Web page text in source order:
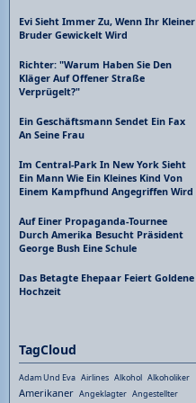
Evi Sieht Immer Zu, Wenn Ihr Kleiner
Bruder Gewickelt Wird
Richter: "Warum Haben Sie Den
Kläger Auf Offener Straße
Verprügelt?"
Ein Geschäftsmann Sendet Ein Fax
An Seine Frau
Im Central-Park In New York Sieht
Ein Mann Wie Ein Kleines Kind Von
Einem Kampfhund Angegriffen Wird
Auf Einer Propaganda-Tournee
Durch Amerika Besucht Präsident
George Bush Eine Schule
Das Betagte Ehepaar Feiert Goldene
Hochzeit
TagCloud
Adam Und Eva Airlines Alkohol Alkoholiker
Amerikaner Angeklagter Angestellter